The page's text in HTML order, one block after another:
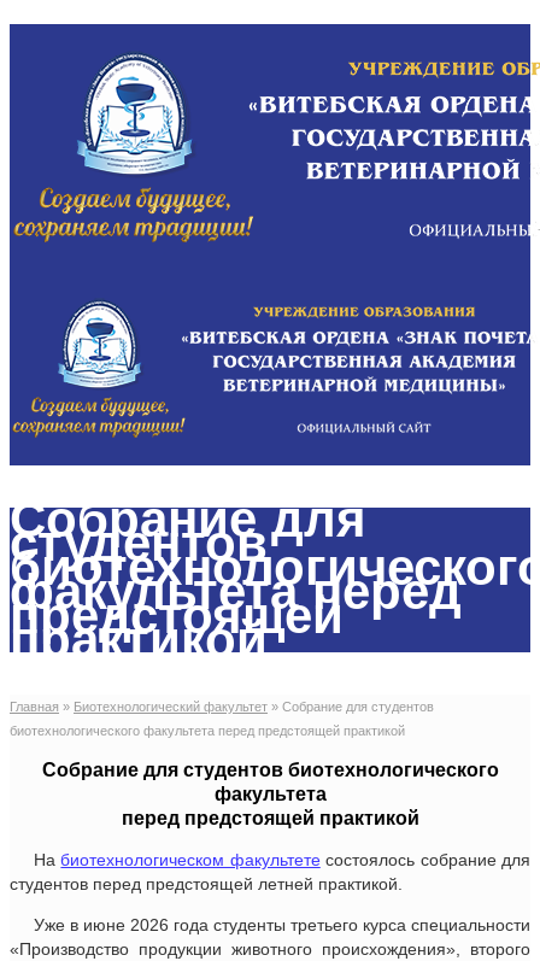
Собрание для
студентов
факультета перед
предстоящей
практикой
Главная » Биотехнологический факультет » Собрание для студентов
биотехнологического факультета перед предстоящей практикой
Собрание для студентов биотехнологического
факультета
перед предстоящей практикой
Набиотехнологическом факультетесостоялось собрание для
студентов перед предстоящей летней практикой.
Уже в июне 2026 года студенты третьего курса специальности
«Производство продукции животного происхождения», второго